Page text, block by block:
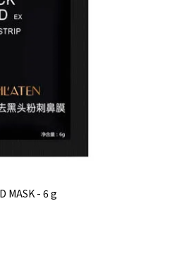
MASK - 6 g